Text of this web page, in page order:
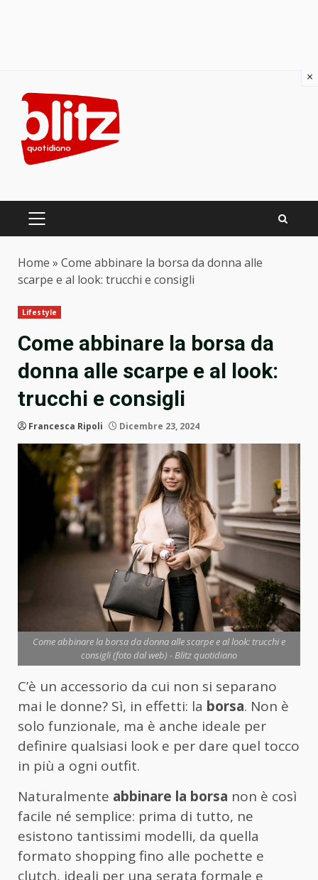
content
PRIMARY
Home » Come abbinare la borsa da donna alle
scarpe e al look: trucchi e consigli
Lifestyle
Come abbinare la borsa da
donna alle scarpe e al look:
trucchi e consigli
Francesca Ripoli Dicembre 23, 2024
Come abbinare la borsa da donna alle scarpe e al look: trucchi e
consigli (foto dal web) - Blitz quotidiano
C’è un accessorio da cui non si separano
mai le donne? Sì, in effetti: la borsa. Non è
solo funzionale, ma è anche ideale per
definire qualsiasi look e per dare quel tocco
in più a ogni outfit.
Naturalmente abbinare la borsa non è così
facile né semplice: prima di tutto, ne
esistono tantissimi modelli, da quella
formato shopping fino alle pochette e
clutch, ideali per una serata formale e
×